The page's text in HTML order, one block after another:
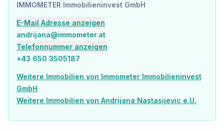
- Waschküche
- Garderobenbereich
Obergeschoss
- 4 Schlafzimmer
- 3 Badezimmer
- individuelle Zugänge
IMMOMETER Immobilieninvest GmbH
E-Mail Adresse anzeigen
andrijana@immometer.at
Telefonnummer anzeigen
+43 650 3505187
Weitere Immobilien von Immometer Immobilieninvest
GmbH
Weitere Immobilien von Andrijana Nastasijevic e.U.